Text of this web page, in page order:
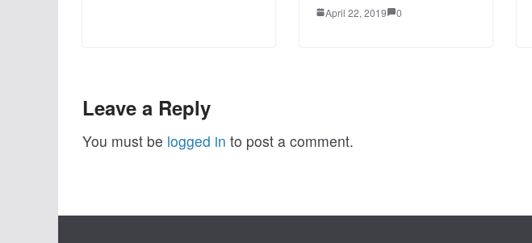
April 22, 2019 0
Leave a Reply
You must be logged in to post a comment.